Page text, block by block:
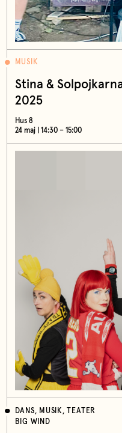
MUSIK
Stina &
2025
Hus 8
24 maj | 14:30 – 15:00
DANS, MUSIK, TEATER
BIG WIND